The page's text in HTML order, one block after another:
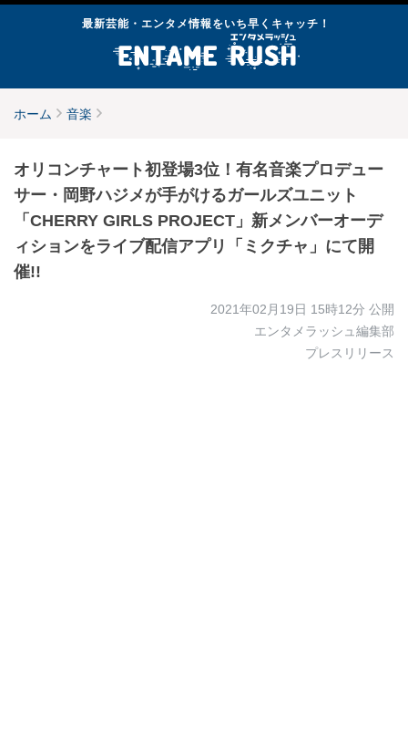
最新芸能・エンタメ情報をいち早くキャッチ！
ホーム 音楽
オリコンチャート初登場3位！有名音楽プロデュー
サー・岡野ハジメが手がけるガールズユニット
「CHERRY GIRLS PROJECT」新メンバーオーデ
ィションをライブ配信アプリ「ミクチャ」にて開
催!!
2021年02月19日 15時12分 公開
エンタメラッシュ編集部
プレスリリース